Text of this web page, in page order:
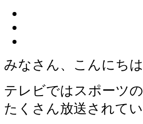
みなさん、こんにちは
テレビではスポーツ
たくさん放送されてい